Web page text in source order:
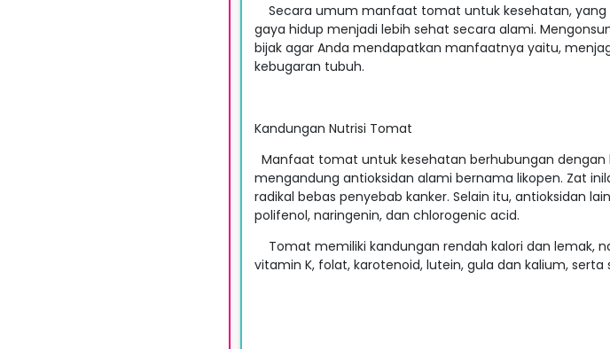
Secara umum manfaat tomat untuk kesehatan, yang
gaya hidup menjadi lebih sehat secara alami.
bijak agar Anda mendapatkan manfaatnya yaitu,
kebugaran tubuh.
Kandungan Nutrisi Tomat
Manfaat tomat untuk kesehatan berhubungan
mengandung antioksidan alami bernama likopen. Zat
radikal bebas penyebab kanker. Selain itu, antioksidan
polifenol, naringenin, dan chlorogenic acid.
Tomat memiliki kandungan rendah kalori dan lemak,
vitamin K, folat, karotenoid, lutein, gula dan kalium,